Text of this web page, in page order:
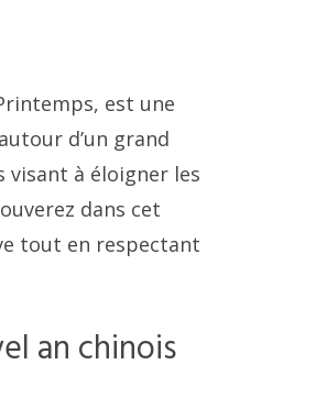
est une
d’un grand
visant à éloigner les
dans cet
tout en respectant
an chinois